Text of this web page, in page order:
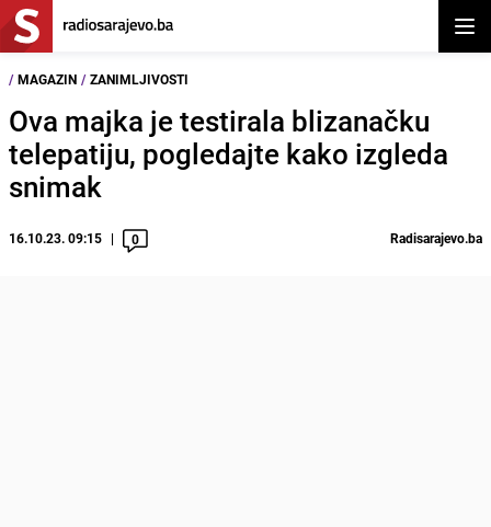
/ MAGAZIN / ZANIMLJIVOSTI
Ova majka je testirala blizanačku
telepatiju, pogledajte kako izgleda
snimak
16.10.23. 09:15 0 Radisarajevo.ba